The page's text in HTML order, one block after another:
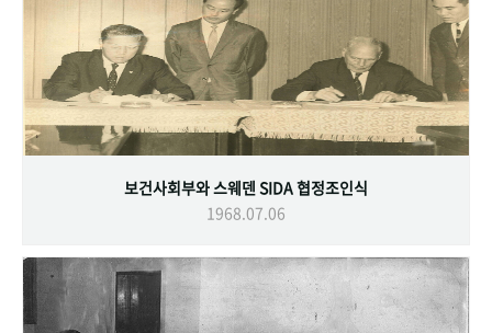
보건사회부와 스웨덴 SIDA 협정조인식
1968.07.06